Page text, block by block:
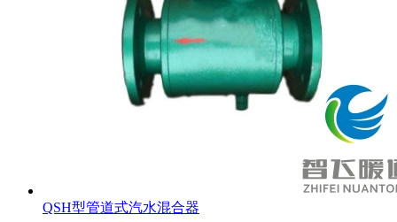
QSH型管道式汽水混合器